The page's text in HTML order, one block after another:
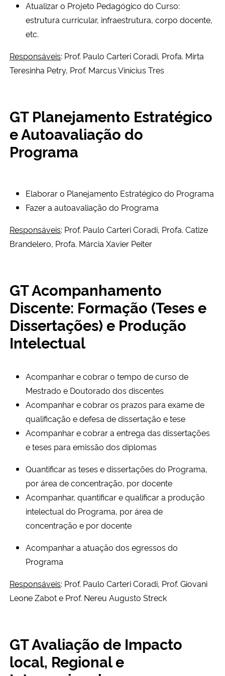
Ministério da Cidadania
Ministério da Saúde
Ministério de Minas e Energia
Ministério do Meio Ambiente
Ministério do Turismo
Controladoria-Geral da União
Secretaria-Geral
Gabinete de Segurança Institucional
Advocacia-Geral da União
Atualizar o Projeto Pedagógico do Curso:
estrutura curricular, infraestrutura, corpo docente,
etc.
Responsáveis: Prof. Paulo Carteri Coradi, Profa. Mirta
Teresinha Petry, Prof. Marcus Vinícius Tres
GT Planejamento Estratégico
e Autoavaliação do
Programa
Elaborar o Planejamento Estratégico do Programa
Fazer a autoavaliação do Programa
Responsáveis: Prof. Paulo Carteri Coradi, Profa. Catize
Brandelero, Profa. Márcia Xavier Peiter
GT Acompanhamento
Discente: Formação (Teses e
Dissertações) e Produção
Intelectual
Acompanhar e cobrar o tempo de curso de
Mestrado e Doutorado dos discentes
Acompanhar e cobrar os prazos para exame de
qualificação e defesa de dissertação e tese
Acompanhar e cobrar a entrega das dissertações
e teses para emissão dos diplomas
Quantificar as teses e dissertações do Programa,
por área de concentração, por docente
Acompanhar, quantificar e qualificar a produção
intelectual do Programa, por área de
concentração e por docente
Acompanhar a atuação dos egressos do
Programa
Responsáveis: Prof. Paulo Carteri Coradi, Prof. Giovani
Leone Zabot e Prof. Nereu Augusto Streck
GT Avaliação de Impacto
local, Regional e